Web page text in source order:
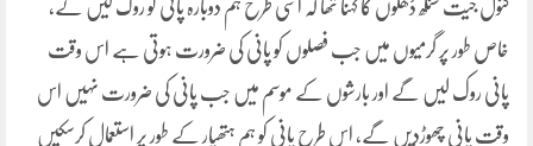
کنول جیت سنگھ ڈھلوں کا کہنا تھا کہ اسی طرح ہم دوبارہ پانی کو روک لیں گے،
خاص طور پر گرمیوں میں جب فصلوں کو پانی کی ضرورت ہوتی ہے اس وقت
پانی روک لیں گے اور بارشوں کے موسم میں جب پانی کی ضرورت نہیں اس
وقت پانی چھوڑدیں گے، اس طرح پانی کو ہم ہتھیار کے طور پر استعمال کرسکیں